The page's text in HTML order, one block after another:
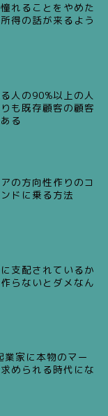
れることをやめた
得の話が来るよう
人の90%以上の人
も既存顧客の顧客
る
の方向性作りのコ
ドに乗る方法
支配されているか
らないとダメなん
家に本物のマー
められる時代にな